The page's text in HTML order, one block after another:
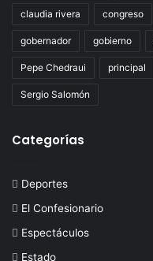
claudia rivera congreso
gobernador gobierno
Pepe Chedraui principal
Sergio Salomón
Categorías
Deportes
El Confesionario
Espectáculos
Estado